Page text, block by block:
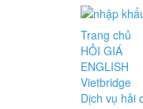
Trang chủ
HỎI GIÁ
ENGLISH
Vietbridge
Dịch vụ hải